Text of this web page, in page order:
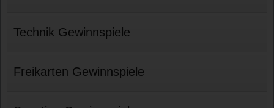
Technik Gewinnspiele
Freikarten Gewinnspiele